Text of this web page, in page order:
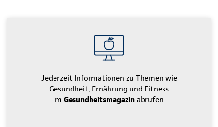
Jederzeit Informationen zu Themen wie
Gesundheit, Ernährung und Fitness
im Gesundheitsmagazinabrufen.